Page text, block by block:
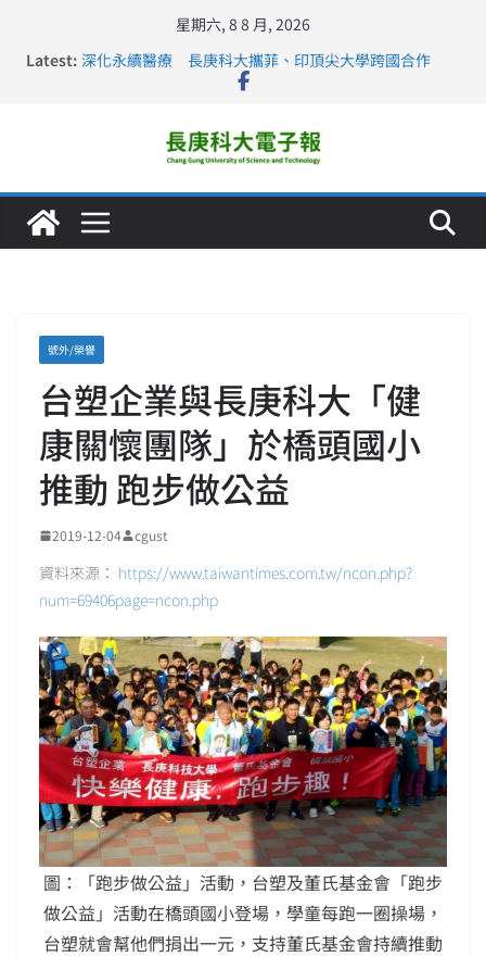
星期六, 8 8 月, 2026
Latest: 深化永續醫療 長庚科大攜菲、印頂尖大學跨國合作
長庚科大訪凱瑟醫療集團、美容學校收穫豐
仁德醫專與長庚科大締結策略聯盟 培育護理尖兵
長庚科大連四年穩居《遠見》醫學大學第5名 辦學實力再
號外/榮譽
台塑企業與長庚科大「健
康關懷團隊」於橋頭國小
推動 跑步做公益
2019-12-04 cgust
資料來源： https://www.taiwantimes.com.tw/ncon.php?
num=69406page=ncon.php
圖：「跑步做公益」活動，台塑及董氏基金會「跑步
做公益」活動在橋頭國小登場，學童每跑一圈操場，
台塑就會幫他們捐出一元，支持董氏基金會持續推動